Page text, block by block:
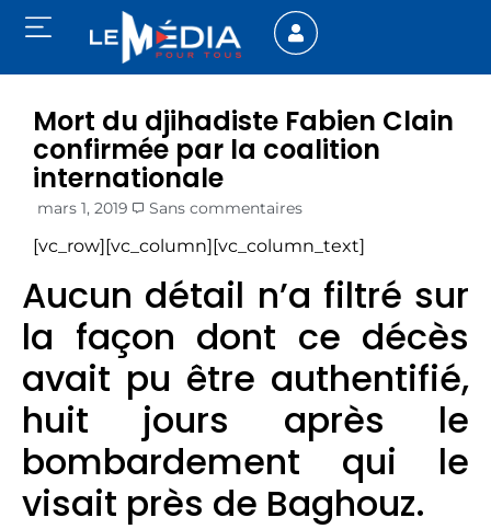
Mort du djihadiste Fabien Clain
confirmée par la coalition
internationale
mars 1, 2019 Sans commentaires
[vc_row][vc_column][vc_column_text]
Aucun détail n’a filtré sur
la façon dont ce décès
avait pu être authentifié,
huit jours après le
bombardement qui le
visait près de Baghouz.